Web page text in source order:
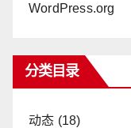
WordPress.org
分类目录
动态 (18)